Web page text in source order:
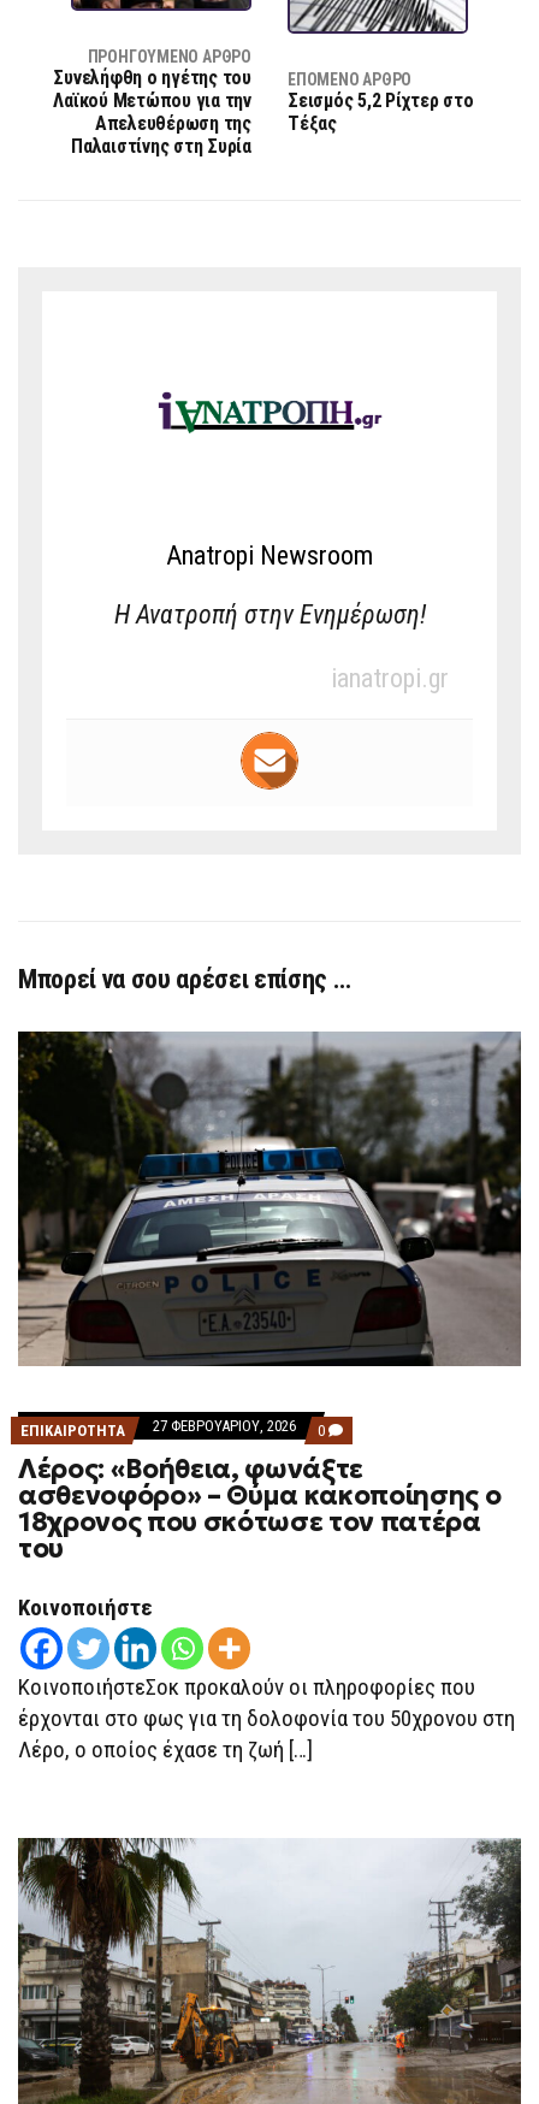
ΠΡΟΗΓΟΎΜΕΝΟ ΆΡΘΡΟ
Συνελήφθη ο ηγέτης του
Λαϊκού Μετώπου για την
Απελευθέρωση της
Παλαιστίνης στη Συρία
ΕΠΌΜΕΝΟ ΆΡΘΡΟ
Σεισμός 5,2 Ρίχτερ στο
Τέξας
Anatropi Newsroom
Η Ανατροπή στην Ενημέρωση!
ianatropi.gr
Μπορεί να σου αρέσει επίσης …
ΕΠΙΚΑΙΡΟΤΗΤΑ 27 ΦΕΒΡΟΥΑΡΊΟΥ, 2026 0 COMMENTS
ON
ΛΈΡΟΣ:
«ΒΟΉΘΕΙΑ,
ΦΩΝΆΞΤΕ
ΑΣΘΕΝΟΦΌΡΟ»
ΠΑΤΈΡΑ
ΤΟΥ
Λέρος: «Βοήθεια, φωνάξτε
ασθενοφόρο» – Θύμα κακοποίησης ο
18χρονος που σκότωσε τον πατέρα
του
Κοινοποιήστε
ΚοινοποιήστεΣοκ προκαλούν οι πληροφορίες που
έρχονται στο φως για τη δολοφονία του 50χρονου στη
Λέρο, ο οποίος έχασε τη ζωή […]